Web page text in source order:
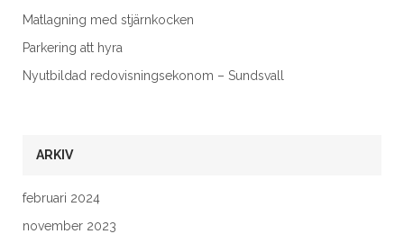
Matlagning med stjärnkocken
Parkering att hyra
Nyutbildad redovisningsekonom – Sundsvall
ARKIV
februari 2024
november 2023